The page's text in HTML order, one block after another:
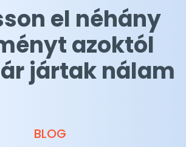
el néhány
azoktól
jártak nálam
BLOG